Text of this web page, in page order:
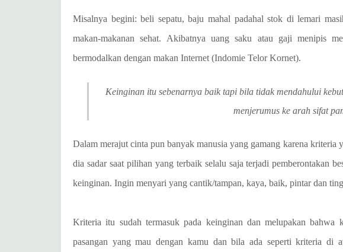
Misalnya begini: beli sepatu, baju mahal padahal stok di lemari
makan-makanan sehat. Akibatnya uang saku atau gaji menipis
bermodalkan dengan makan Internet (Indomie Telor Kornet).
Keinginan itu sebenarnya baik tapi bila tidak mendahului
menjerumus ke arah sifat
Dalam merajut cinta pun banyak manusia yang gamang karena kriteria
dia sadar saat pilihan yang terbaik selalu saja terjadi pemberontakan
keinginan. Ingin menyari yang cantik/tampan, kaya, baik, pintar dan
Kriteria itu sudah termasuk pada keinginan dan melupakan bahwa
pasangan yang mau dengan kamu dan bila ada seperti kriteria di